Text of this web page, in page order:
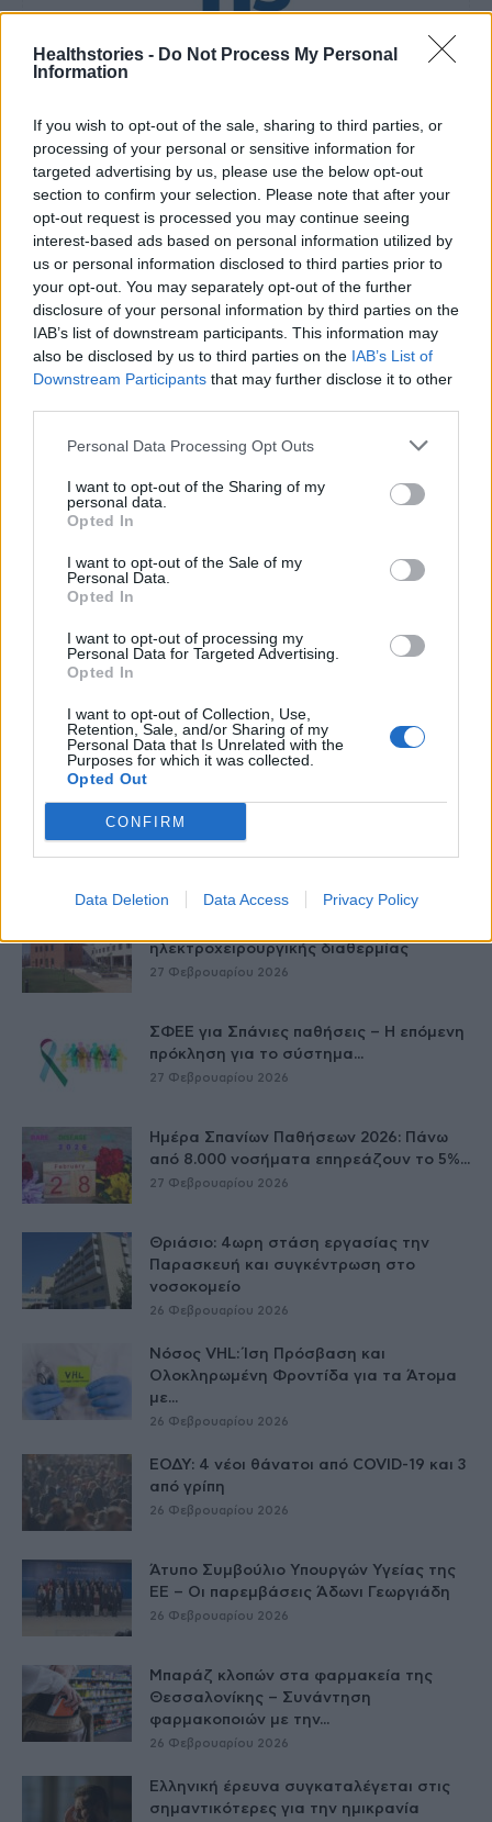
Healthstories - Do Not Process My Personal
Information
If you wish to opt-out of the sale, sharing to third parties, or
processing of your personal or sensitive information for
targeted advertising by us, please use the below opt-out
section to confirm your selection. Please note that after your
opt-out request is processed you may continue seeing
interest-based ads based on personal information utilized by
us or personal information disclosed to third parties prior to
your opt-out. You may separately opt-out of the further
disclosure of your personal information by third parties on the
IAB’s list of downstream participants. This information may
also be disclosed by us to third parties on the IAB’s List of
Downstream Participants that may further disclose it to other
Personal Data Processing Opt Outs
I want to opt-out of the Sharing of my
personal data.
Opted In
I want to opt-out of the Sale of my
Personal Data.
Opted In
I want to opt-out of processing my
Personal Data for Targeted Advertising.
Opted In
I want to opt-out of Collection, Use,
Retention, Sale, and/or Sharing of my
Personal Data that Is Unrelated with the
Purposes for which it was collected.
Opted Out
CONFIRM
Data Deletion Data Access Privacy Policy
HS Team
Δείτε Ακόμη
συνεργασία δημοσίου και ιδιωτικού
τομέα
Παράρτημα του Παίδων “Αγία Σοφία”
Μεταμόσχευσης Ήπατος στο «Λαϊκό»
27 Φεβρουαρίου 2026
ΕΟΦ: Ανάκληση παρτίδων
αντιλιπιδαιμικού φαρμάκου
27 Φεβρουαρίου 2026
Έρπης Ζωστήρας: 1 στους 3 ενήλικες θα
νοσήσει
ηλεκτροχειρουργικής διαθερμίας
27 Φεβρουαρίου 2026
ΣΦΕΕ για Σπάνιες παθήσεις – Η επόμενη
πρόκληση για το σύστημα...
27 Φεβρουαρίου 2026
Ημέρα Σπανίων Παθήσεων 2026: Πάνω
από 8.000 νοσήματα επηρεάζουν το 5%...
27 Φεβρουαρίου 2026
Θριάσιο: 4ωρη στάση εργασίας την
Παρασκευή και συγκέντρωση στο
νοσοκομείο
26 Φεβρουαρίου 2026
Νόσος VHL: Ίση Πρόσβαση και
Ολοκληρωμένη Φροντίδα για τα Άτομα
με...
26 Φεβρουαρίου 2026
ΕΟΔΥ: 4 νέοι θάνατοι από COVID-19 και 3
από γρίπη
26 Φεβρουαρίου 2026
Άτυπο Συμβούλιο Υπουργών Υγείας της
ΕE – Οι παρεμβάσεις Άδωνι Γεωργιάδη
26 Φεβρουαρίου 2026
Μπαράζ κλοπών στα φαρμακεία της
Θεσσαλονίκης – Συνάντηση
φαρμακοποιών με την...
26 Φεβρουαρίου 2026
Ελληνική έρευνα συγκαταλέγεται στις
σημαντικότερες για την ημικρανία